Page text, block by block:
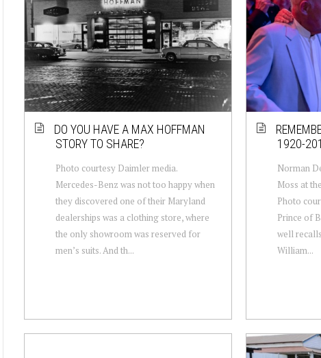
DO YOU HAVE A MAX HOFFMAN
STORY TO SHARE?
Photo courtesy Daimler media.
Mercedes-Benz was not too happy when
they discovered one of their Maryland
dealerships was a clothing store, where
the only showroom was reserved for
men’s suits. And th...
1920-
Norman
Moss at
Photo
Prince of
well
William...